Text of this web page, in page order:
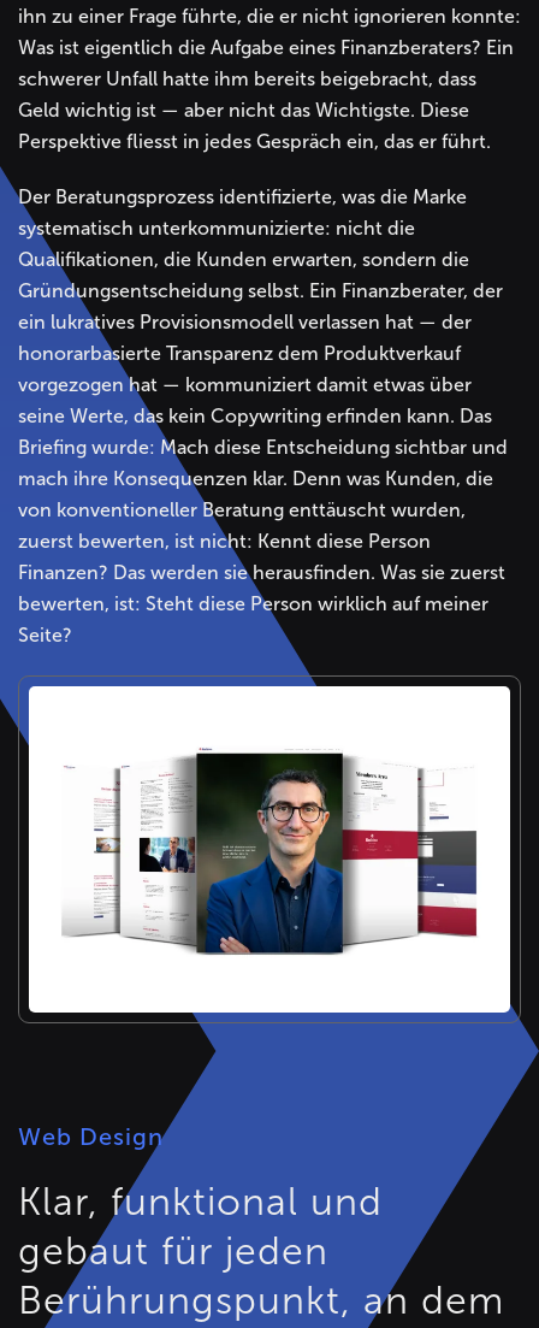
ihn zu einer Frage führte, die er nicht ignorieren konnte:
Was ist eigentlich die Aufgabe eines Finanzberaters? Ein
schwerer Unfall hatte ihm bereits beigebracht, dass
Geld wichtig ist — aber nicht das Wichtigste. Diese
Perspektive fliesst in jedes Gespräch ein, das er führt.
Der Beratungsprozess identifizierte, was die Marke
systematisch unterkommunizierte: nicht die
Qualifikationen, die Kunden erwarten, sondern die
Gründungsentscheidung selbst. Ein Finanzberater, der
ein lukratives Provisionsmodell verlassen hat — der
honorarbasierte Transparenz dem Produktverkauf
vorgezogen hat — kommuniziert damit etwas über
seine Werte, das kein Copywriting erfinden kann. Das
Briefing wurde: Mach diese Entscheidung sichtbar und
mach ihre Konsequenzen klar. Denn was Kunden, die
von konventioneller Beratung enttäuscht wurden,
zuerst bewerten, ist nicht: Kennt diese Person
Finanzen? Das werden sie herausfinden. Was sie zuerst
bewerten, ist: Steht diese Person wirklich auf meiner
Seite?
Web Design
Klar, funktional und
gebaut für jeden
Berührungspunkt, an dem